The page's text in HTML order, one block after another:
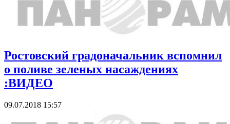
Ростовский градоначальник вспомнил
о поливе зеленых насаждениях
:ВИДЕО
09.07.2018 15:57